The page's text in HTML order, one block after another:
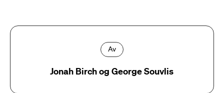
Av
Jonah Birch og George Souvlis